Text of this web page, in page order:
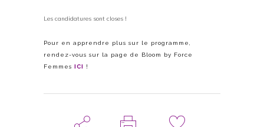
Les candidatures sont closes !
Pour en apprendre plus sur le programme,
rendez-vous sur la page de Bloom by Force
Femmes ICI !